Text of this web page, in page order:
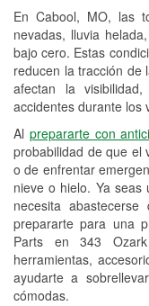
En Cabool, MO, las
nevadas, lluvia
bajo cero. Estas
reducen la tracción de
afectan la
accidentes durante los
Al prepararte con
probabilidad de que el
o de enfrentar
nieve o hielo. Ya seas
necesita
prepararte para una
Parts en 343
herramientas,
ayudarte a
cómodas.
freno
Conoce